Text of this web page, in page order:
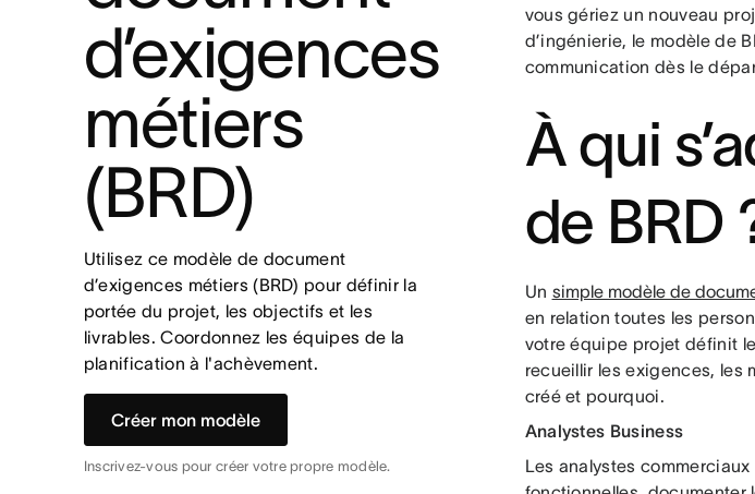
d’exigences
métiers
(BRD)
Utilisez ce modèle de document
d’exigences métiers (BRD) pour définir la
portée du projet, les objectifs et les
livrables. Coordonnez les équipes de la
planification à l'achèvement.
Créer mon modèle
Inscrivez-vous pour créer votre propre modèle.
vous gériez un nouveau
d’ingénierie, le modèle de
communication dès le
À qui
de BRD
Un simple modèle de
en relation toutes les
votre équipe projet définit
recueillir les exigences, les
créé et pourquoi.
Analystes Business
Les analystes